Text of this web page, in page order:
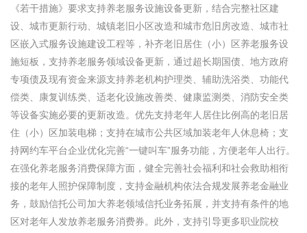
《若干措施》要求支持养老服务设施设备更新，结合完整社区建
设、城市更新行动、城镇老旧小区改造和城市危旧房改造、城市社
区嵌入式服务设施建设工程等，补齐老旧居住（小）区养老服务设
施短板，支持养老服务领域设备更新，通过超长期国债、地方政府
专项债及现有资金来源支持养老机构护理类、辅助洗浴类、功能代
偿类、康复训练类、适老化设施改善类、健康监测类、消防安全类
等设备实施必要的更新改造。优先支持老年人居住比例高的老旧居
住（小）区加装电梯；支持在城市公共区域加装老年人休息椅；支
持网约车平台企业优化完善“一键叫车”服务功能，方便老年人出行。
在强化养老服务消费保障方面，健全完善社会福利和社会救助相衔
接的老年人照护保障制度，支持金融机构依法合规发展养老金融业
务，鼓励信托公司加大养老领域信托业务拓展，并支持有条件的地
区对老年人发放养老服务消费券。此外，支持引导更多职业院校